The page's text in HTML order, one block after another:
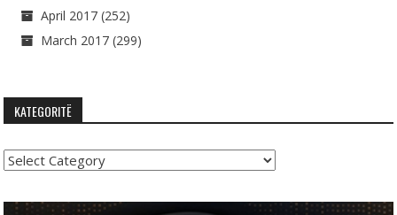
April 2017 (252)
March 2017 (299)
KATEGORITË
Kategoritë